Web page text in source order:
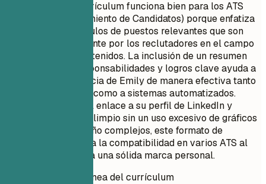
Este formato de currículum funciona bien para los ATS
(Sistemas de Seguimiento de Candidatos) porque enfatiza
palabras clave y títulos de puestos relevantes que son
buscados comúnmente por los reclutadores en el campo
de la gestión de contenidos. La inclusión de un resumen
profesional con responsabilidades y logros clave ayuda a
mostrar la experiencia de Emily de manera efectiva tanto
a lectores humanos como a sistemas automatizados.
Además, al incluir el enlace a su perfil de LinkedIn y
mantener un diseño limpio sin un uso excesivo de gráficos
o elementos de diseño complejos, este formato de
currículum garantiza la compatibilidad en varios ATS al
tiempo que presenta una sólida marca personal.
Puntuación instantánea del currículum